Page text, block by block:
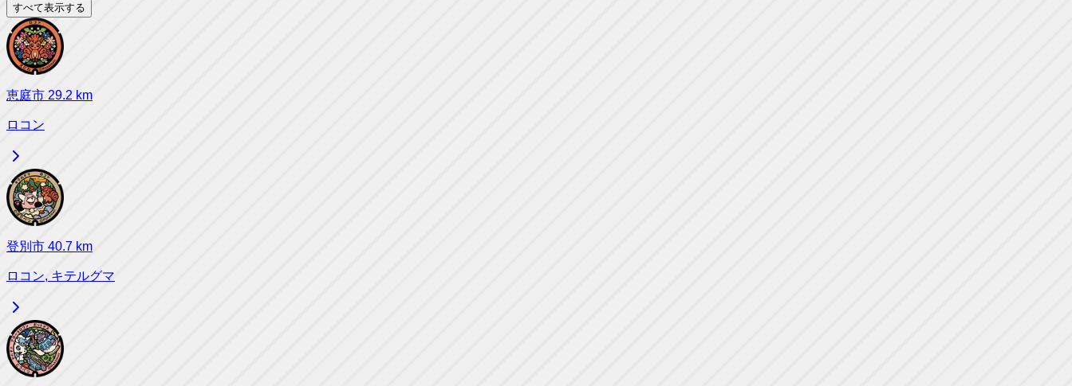
すべて表示する
恵庭市 29.2 km
ロコン
登別市 40.7 km
ロコン, キテルグマ